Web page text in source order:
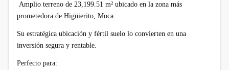
Amplio terreno de 23,199.51 m² ubicado en la zona más
prometedora de Higüierito, Moca.
Su estratégica ubicación y fértil suelo lo convierten en una
inversión segura y rentable.
Perfecto para: